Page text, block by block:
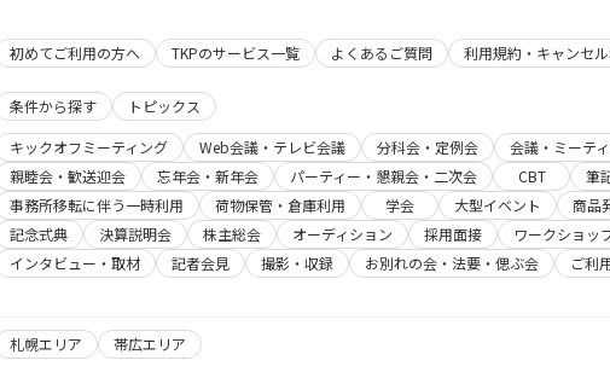
初めてご利用の方へ TKPのサービス一覧 よくあるご質問 利用規約・キャンセ
条件から探す トピックス
キックオフミーティング Web会議・テレビ会議 分科会・定例会 会議・ミーテ
親睦会・歓送迎会
忘年会・新年会 パーティー・懇親会・二次会 CBT 筆
事務所移転に伴う一時利用
荷物保管・倉庫利用 学会 大型イベント 商品
記念式典
決算説明会 株主総会 オーディション 採用面接 ワークショッ
インタビュー・取材
記者会見 撮影・収録 お別れの会・法要・偲ぶ会 ご利
札幌エリア 帯広エリア